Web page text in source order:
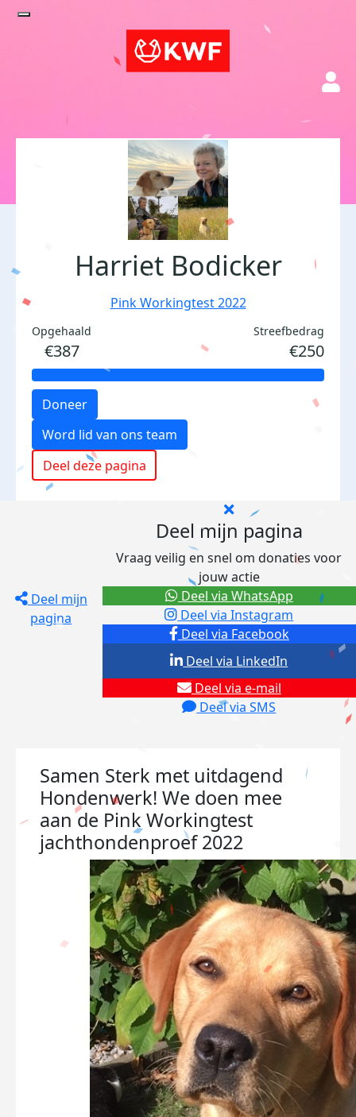
Harriet Bodicker
Pink Workingtest 2022
Opgehaald
€387
Streefbedrag
€250
Doneer
Word lid van ons team
Deel deze pagina
Deel mijn
pagina
Deel mijn pagina
Vraag veilig en snel om donaties voor
jouw actie
Deel via Facebook
Deel via Instagram
Deel via e-mail
Deel via SMS
Deel via LinkedIn
Deel via WhatsApp
Samen Sterk met uitdagend
Hondenwerk! We doen mee
aan de Pink Workingtest
jachthondenproef 2022